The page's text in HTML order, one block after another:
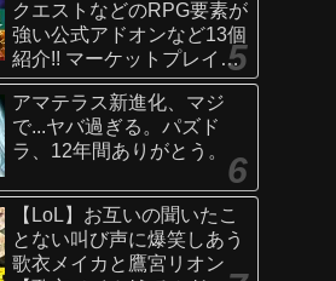
クエストなどのRPG要素が
強い公式アドオンなど13個
紹介!! マーケットプレイス
情報
【Switch/Win10/PE/PS/Xb
ox】
アマテラス新進化、マジ
で...ヤバ過ぎる。パズド
ラ、12年間ありがとう。
【LoL】お互いの聞いたこ
とない叫び声に爆笑しあう
歌衣メイカと鷹宮リオン